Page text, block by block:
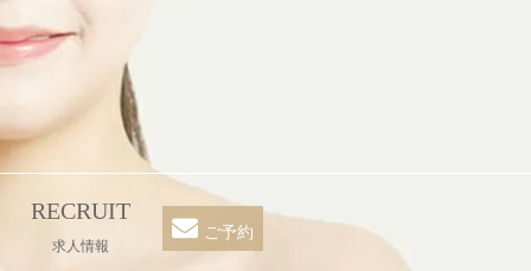
RECRUIT
求人情報
ご予約